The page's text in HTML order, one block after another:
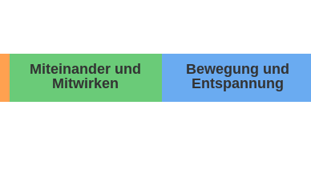
Miteinander und
Mitwirken
Bewegung und
Entspannung